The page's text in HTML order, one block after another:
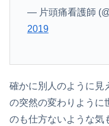
— 片頭痛看護師
2019
確かに別人のように見
の突然の変わりように
のも仕方ないような気